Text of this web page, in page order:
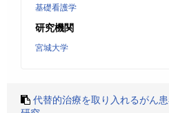
基礎看護学
研究機関
宮城大学
代替的治療を取り入れるがん